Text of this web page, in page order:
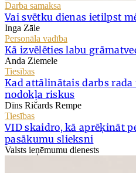
Darba samaksa
Vai svētku dienas ietilpst
Inga Zāle
Personāla vadība
Kā izvēlēties labu
Anda Ziemele
Tiesības
Kad attālinātais darbs
nodokļa riskus
Dīns Ričards Rempe
Tiesības
VID skaidro, kā aprēķināt
pasākumu slieksni
Valsts ieņēmumu dienests